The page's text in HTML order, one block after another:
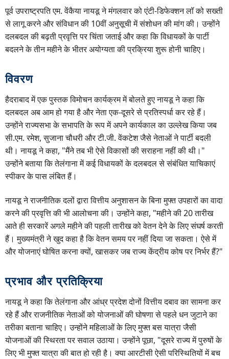
पूर्व उपराष्ट्रपति एम. वेंकैया नायडू ने मंगलवार को एंटी-डिफेक्शन लॉ को सख्ती
से लागू करने और संविधान की 10वीं अनुसूची में संशोधन की मांग की। उन्होंने
दलबदल की बढ़ती प्रवृत्ति पर चिंता जताई और कहा कि विधायकों के पार्टी
बदलने के तीन महीने के भीतर अयोग्यता की प्रक्रिया शुरू होनी चाहिए।
विवरण
हैदराबाद में एक पुस्तक विमोचन कार्यक्रम में बोलते हुए नायडू ने कहा कि
दलबदल अब आम हो गया है और नेता एक-दूसरे से प्रतिस्पर्धा कर रहे हैं।
उन्होंने राज्यसभा के सभापति के रूप में अपने कार्यकाल का उल्लेख किया जब
सी.एम. रमेश, सुजाना चौधरी और टी.जी. वेंकटेश जैसे नेताओं ने पार्टी बदली
थी। नायडू ने कहा, "मैंने तब भी ऐसे विकासों की सराहना नहीं की थी।"
उन्होंने बताया कि तेलंगाना में कई विधायकों के दलबदल से संबंधित याचिकाएं
स्पीकर के पास लंबित हैं।
नायडू ने राजनीतिक दलों द्वारा वित्तीय अनुशासन के बिना मुफ्त उपहारों का वादा
करने की प्रवृत्ति की भी आलोचना की। उन्होंने कहा, "महीने की 20 तारीख
आते ही सरकारें अगले महीने की पहली तारीख को वेतन देने के लिए संघर्ष करती
हैं। मुख्यमंत्री ने खुद कहा है कि वेतन समय पर नहीं दिया जा सकता। ऐसे में
और योजनाएं घोषित करना क्यों, खासकर जब राज्य केंद्रीय कोष पर निर्भर हैं?"
प्रभाव और प्रतिक्रिया
नायडू ने कहा कि तेलंगाना और आंध्र प्रदेश दोनों वित्तीय दबाव का सामना कर
रहे हैं और राजनीतिक नेताओं को योजनाओं की घोषणा से पहले धन जुटाने का
तरीका बताना चाहिए। उन्होंने महिलाओं के लिए मुफ्त बस यात्रा जैसी
योजनाओं की स्थिरता पर सवाल उठाया। उन्होंने पूछा, "दूसरे राज्य में पुरुषों के
लिए भी मुफ्त यात्रा की बात हो रही है। क्या आरटीसी ऐसी परिस्थितियों में बच